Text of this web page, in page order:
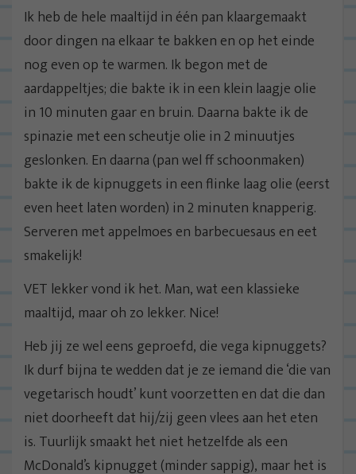
Ik heb de hele maaltijd in één pan klaargemaakt
door dingen na elkaar te bakken en op het einde
nog even op te warmen. Ik begon met de
aardappeltjes; die bakte ik in een klein laagje olie
in 10 minuten gaar en bruin. Daarna bakte ik de
spinazie met een scheutje olie in 2 minuutjes
geslonken. En daarna (pan wel ff schoonmaken)
bakte ik de kipnuggets in een flinke laag olie (eerst
even heet laten worden) in 2 minuten knapperig.
Serveren met appelmoes en barbecuesaus en eet
smakelijk!
VET lekker vond ik het. Man, wat een klassieke
maaltijd, maar oh zo lekker. Nice!
Heb jij ze wel eens geproefd, die vega kipnuggets?
Ik durf bijna te wedden dat je ze iemand die ‘die van
vegetarisch houdt’ kunt voorzetten en dat die dan
niet doorheeft dat hij/zij geen vlees aan het eten
is. Tuurlijk smaakt het niet hetzelfde als een
McDonald’s kipnugget (minder sappig), maar het is